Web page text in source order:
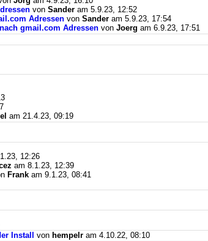
von Sander am 5.9.23, 12:52
Adressen von Sander am 5.9.23, 17:54
gmail.com Adressen von Joerg am 6.9.23, 17:51
am 21.4.23, 09:19
12:26
am 8.1.23, 12:39
Frank am 9.1.23, 08:41
Install
von hempelr am 4.10.22, 08:10